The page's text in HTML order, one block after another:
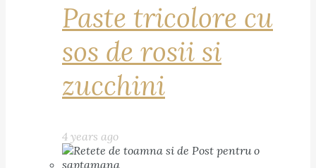
Paste tricolore cu
sos de rosii si
zucchini
4 years ago